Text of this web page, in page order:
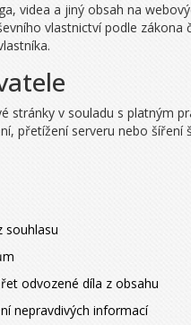
videa a jiný obsah na
vlastnictví podle
stránky v souladu s platným
přetížení serveru nebo
souhlasu
odvozené díla z obsahu
nepravdivých informací